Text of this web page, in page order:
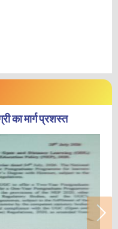
का मार्ग प्रशस्त